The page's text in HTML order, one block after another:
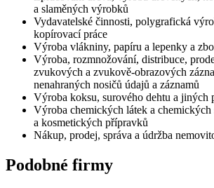
a slaměných výrobků
Vydavatelské činnosti, polygrafická
kopírovací práce
Výroba vlákniny, papíru a lepenky a
Výroba, rozmnožování, distribuce,
zvukových a zvukově-obrazových
nenahraných nosičů údajů a záznamů
Výroba koksu, surového dehtu a jiných
Výroba chemických látek a chemických
a kosmetických přípravků
Nákup, prodej, správa a údržba
Podobné firmy